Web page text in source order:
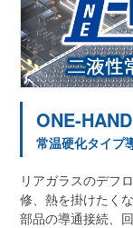
ONE-
常温硬化タイプ
リアガラスのデフ
修、熱を掛けたく
部品の導通接続、